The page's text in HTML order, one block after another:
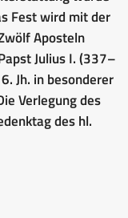
Fest wird mit der
Aposteln
Julius I. (337–
Jh. in besonderer
Verlegung des
des hl.